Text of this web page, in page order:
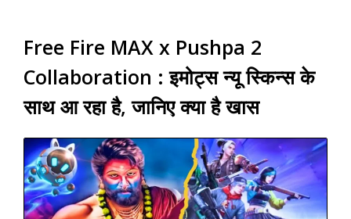
Free Fire MAX x Pushpa 2
Collaboration : इमोट्स न्यू स्किन्स के
साथ आ रहा है, जानिए क्या है खास